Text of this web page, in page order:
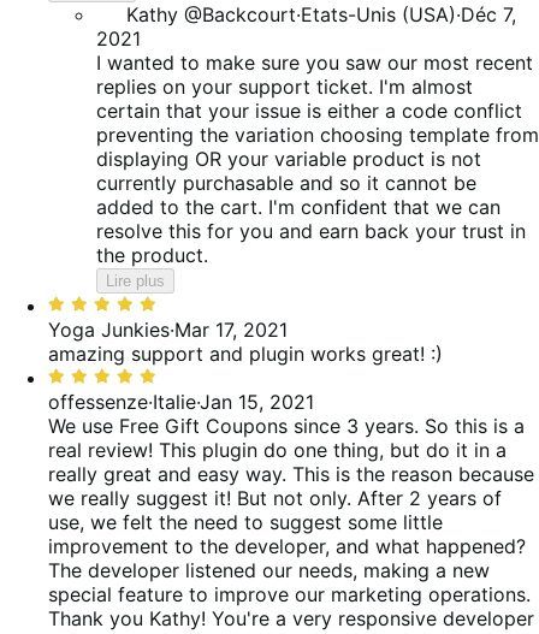
Kathy @Backcourt·Etats-Unis (USA)·Déc 7,
2021
I wanted to make sure you saw our most recent
replies on your support ticket. I'm almost
certain that your issue is either a code conflict
preventing the variation choosing template from
displaying OR your variable product is not
currently purchasable and so it cannot be
added to the cart. I'm confident that we can
resolve this for you and earn back your trust in
the product.
Lire plus
Noté
5
sur
5
Yoga Junkies·Mar 17, 2021
amazing support and plugin works great! :)
Noté
5
sur
5
offessenze·Italie·Jan 15, 2021
We use Free Gift Coupons since 3 years. So this is a
real review! This plugin do one thing, but do it in a
really great and easy way. This is the reason because
we really suggest it! But not only. After 2 years of
use, we felt the need to suggest some little
improvement to the developer, and what happened?
The developer listened our needs, making a new
special feature to improve our marketing operations.
Thank you Kathy! You're a very responsive developer